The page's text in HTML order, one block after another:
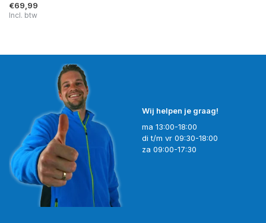
€69,99
Incl. btw
Wij helpen je graag!
ma 13:00-18:00
di t/m vr 09:30-18:00
za 09:00-17:30